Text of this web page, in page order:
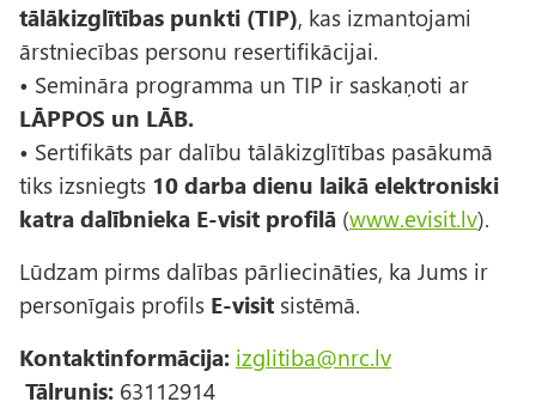
tālākizglītības punkti (TIP), kas izmantojami
ārstniecības personu resertifikācijai.
• Semināra programma un TIP ir saskaņoti ar
LĀPPOS un LĀB.
• Sertifikāts par dalību tālākizglītības pasākumā
tiks izsniegts 10 darba dienu laikā elektroniski
katra dalībnieka E-visit profilā (www.evisit.lv).
Lūdzam pirms dalības pārliecināties, ka Jums ir
personīgais profils E-visit sistēmā.
Kontaktinformācija: izglitiba@nrc.lv
Tālrunis: 63112914